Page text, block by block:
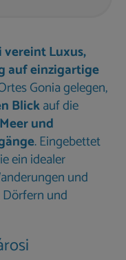
vereint Luxus,
auf einzigartige
Gonia gelegen,
Blickauf die
und
. Eingebettet
ein idealer
und
und